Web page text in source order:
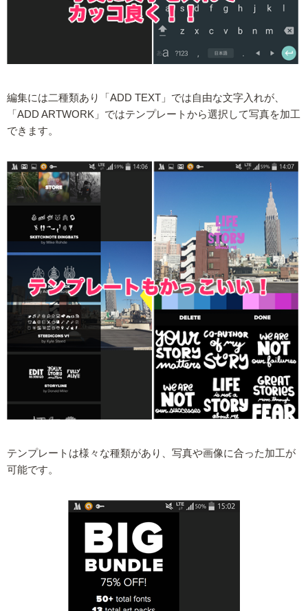
編集には二種類あり「ADD TEXT」では自由な文字入れが、
「ADD ARTWORK」ではテンプレートから選択して写真を加工
できます。
テンプレートは様々な種類があり、写真や画像に合った加工が
可能です。